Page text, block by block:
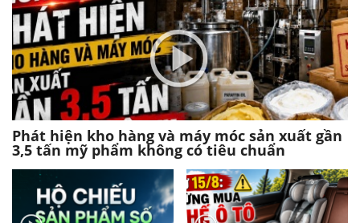
Phát hiện kho hàng và máy móc sản xuất gần
3,5 tấn mỹ phẩm không có tiêu chuẩn